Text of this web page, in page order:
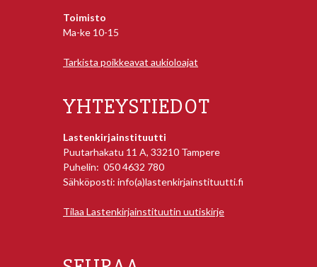
Toimisto
Ma-ke 10-15
Tarkista poikkeavat aukioloajat
YHTEYSTIEDOT
Lastenkirjainstituutti
Puutarhakatu 11 A, 33210 Tampere
Puhelin: 050 4632 780
Sähköposti: info(a)lastenkirjainstituutti.fi
Tilaa Lastenkirjainstituutin uutiskirje